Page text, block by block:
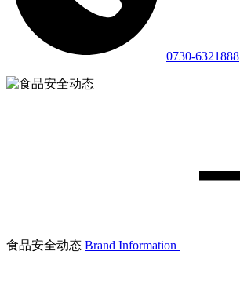
0730-6321888
食品安全动态 Brand Information